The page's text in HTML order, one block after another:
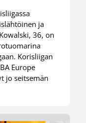
ja
36, on
Korisliigan
Europe
jo seitsemän